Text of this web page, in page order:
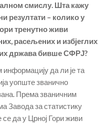
смислу. Шта кажу
резултати – колико у
тренутно живи
расељених и избјеглих
држава бивше СФРЈ?
да ли је та
уопште званично
Према званичним
Завода за статистику
се да у Црној Гори живи